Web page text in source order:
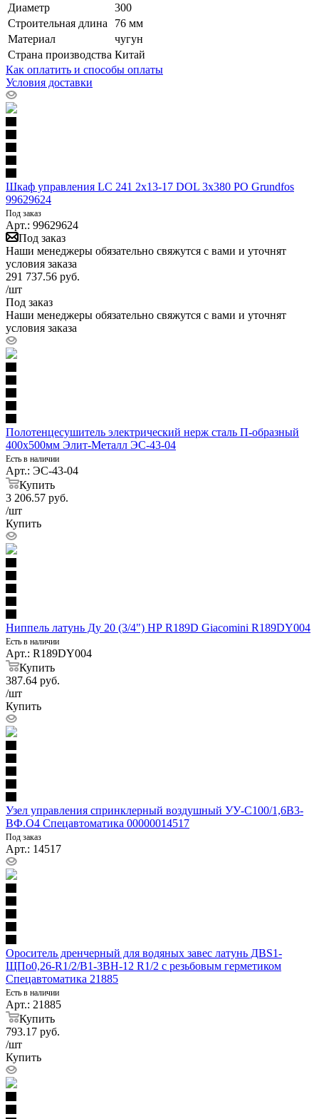
Диаметр
300
Строительная длина
76 мм
Материал
чугун
Страна производства Китай
Как оплатить и способы оплаты
Условия доставки
Шкаф управления LC 241 2x13-17 DOL 3x380 PO Grundfos
99629624
Под заказ
Арт.: 99629624
Под заказ
Наши менеджеры обязательно свяжутся с вами и уточнят
условия заказа
291 737.56 руб.
/шт
Под заказ
Наши менеджеры обязательно свяжутся с вами и уточнят
условия заказа
Полотенцесушитель электрический нерж сталь П-образный
400х500мм Элит-Металл ЭС-43-04
Есть в наличии
Арт.: ЭС-43-04
Купить
3 206.57 руб.
/шт
Купить
Ниппель латунь Ду 20 (3/4") НР R189D Giacomini R189DY004
Есть в наличии
Арт.: R189DY004
Купить
387.64 руб.
/шт
Купить
Узел управления спринклерный воздушный УУ-С100/1,6В3-
ВФ.О4 Спецавтоматика 00000014517
Под заказ
Арт.: 14517
Ороситель дренчерный для водяных завес латунь ДВS1-
ЩПо0,26-R1/2/В1-ЗВН-12 R1/2 с резьбовым герметиком
Спецавтоматика 21885
Есть в наличии
Арт.: 21885
Купить
793.17 руб.
/шт
Купить